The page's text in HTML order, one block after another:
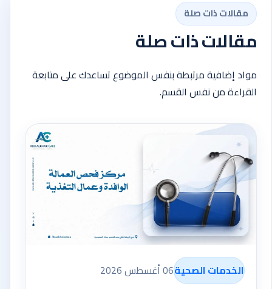
مقالات ذات صلة
مقالات ذات صلة
مواد إضافية مرتبطة بنفس الموضوع تساعدك على متابعة
القراءة من نفس القسم.
الخدمات الصحية06 أغسطس 2026